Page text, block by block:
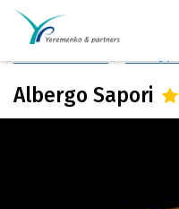
Италия
Albergo Sapori